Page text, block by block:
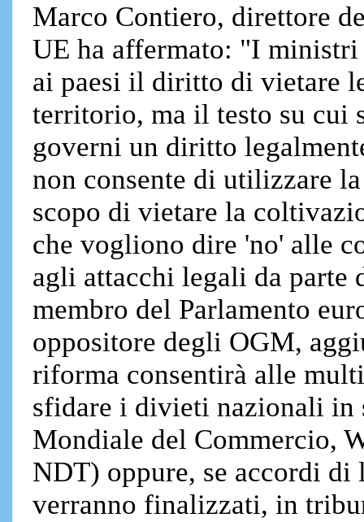
Marco Contiero, direttore
UE ha affermato: "I
ai paesi il diritto di vietare
territorio, ma il testo su cui
governi un diritto
non consente di utilizzare
scopo di vietare la
che vogliono dire 'no' alle
agli attacchi legali da parte
membro del Parlamento
oppositore degli OGM,
riforma consentirà alle
sfidare i divieti nazionali in
Mondiale del Commercio,
NDT) oppure, se accordi
verranno finalizzati, in